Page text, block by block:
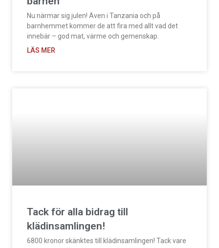
Nu närmar sig julen! Även i Tanzania och på
barnhemmet kommer de att fira med allt vad det
innebär – god mat, värme och gemenskap.
LÄS MER
Tack för alla bidrag till
klädinsamlingen!
6800 kronor skänktes till klädinsamlingen! Tack vare